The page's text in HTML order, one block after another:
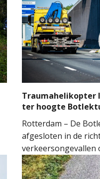
Traumahelikopter
ter hoogte
Rotterdam – De
afgesloten in de
verkeersongevallen op de
ongevallen sloeg
Hulpdiensten